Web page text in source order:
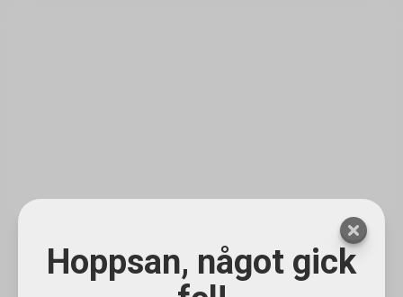
Hoppsan, något gick